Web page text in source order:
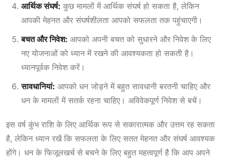
आर्थिक संघर्ष: कुछ मामलों में आर्थिक संघर्ष हो सकता है, लेकिन
आपकी मेहनत और संघर्षशीलता आपको सफलता तक पहुंचाएगी।
बचत और निवेश: आपको अपनी बचत को सुधारने और निवेश के लिए
नए योजनाओं को ध्यान में रखने की आवश्यकता हो सकती है।
ध्यानपूर्वक निवेश करें।
सावधानियां: आपको धन जोड़ने में बहुत सावधानी बरतनी चाहिए और
धन के मामलों में सतर्क रहना चाहिए। अविवेकपूर्ण निवेश से बचें।
इस वर्ष कुंभ राशि के लिए आर्थिक रूप से सकारात्मक और उत्तम रह सकता
है, लेकिन ध्यान रखें कि सफलता के लिए सतत मेहनत और संघर्ष आवश्यक
होंगे। धन के फिजूलखर्च से बचने के लिए बहुत महत्वपूर्ण है कि आप अपने